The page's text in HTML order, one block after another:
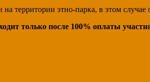
территории этно-парка, в этом
только после 100% оплаты